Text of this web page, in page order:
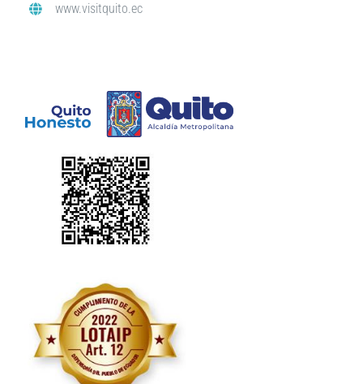
www.visitquito.ec